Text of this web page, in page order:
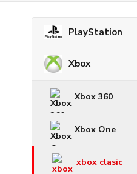
PlayStation
Xbox
Xbox 360
Xbox One
xbox clasic